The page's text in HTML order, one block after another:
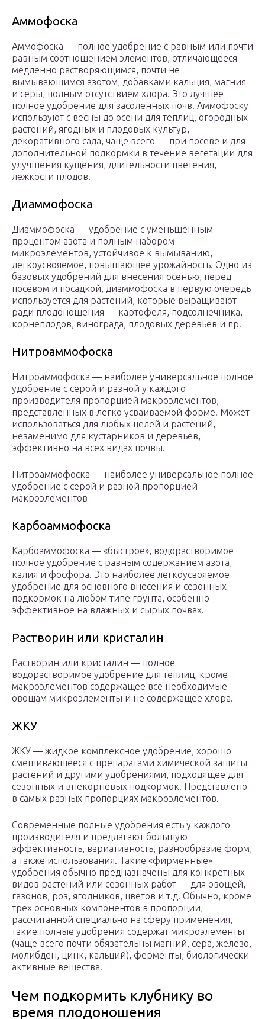
Аммофоска
Аммофоска — полное удобрение с равным или почти
равным соотношением элементов, отличающееся
медленно растворяющимся, почти не
вымывающимся азотом, добавками кальция, магния
и серы, полным отсутствием хлора. Это лучшее
полное удобрение для засоленных почв. Аммофоску
используют с весны до осени для теплиц, огородных
растений, ягодных и плодовых культур,
декоративного сада, чаще всего — при посеве и для
дополнительной подкормки в течение вегетации для
улучшения кущения, длительности цветения,
лежкости плодов.
Диаммофоска
Диаммофоска — удобрение с уменьшенным
процентом азота и полным набором
микроэлементов, устойчивое к вымыванию,
легкоусвояемое, повышающее урожайность. Одно из
базовых удобрений для внесения осенью, перед
посевом и посадкой, диаммофоска в первую очередь
используется для растений, которые выращивают
ради плодоношения — картофеля, подсолнечника,
корнеплодов, винограда, плодовых деревьев и пр.
Нитроаммофоска
Нитроаммофоска — наиболее универсальное полное
удобрение с серой и разной у каждого
производителя пропорцией макроэлементов,
представленных в легко усваиваемой форме. Может
использоваться для любых целей и растений,
незаменимо для кустарников и деревьев,
эффективно на всех видах почвы.
Нитроаммофоска — наиболее универсальное полное
удобрение с серой и разной пропорцией
макроэлементов
Карбоаммофоска
Карбоаммофоска — «быстрое», водорастворимое
полное удобрение с равным содержанием азота,
калия и фосфора. Это наиболее легкоусвояемое
удобрение для основного внесения и сезонных
подкормок на любом типе грунта, особенно
эффективное на влажных и сырых почвах.
Растворин или кристалин
Растворин или кристалин — полное
водорастворимое удобрение для теплиц, кроме
макроэлементов содержащее все необходимые
овощам микроэлементы и не содержащее хлора.
ЖКУ
ЖКУ — жидкое комплексное удобрение, хорошо
смешивающееся с препаратами химической защиты
растений и другими удобрениями, подходящее для
сезонных и внекорневых подкормок. Представлено
в самых разных пропорциях макроэлементов.
Современные полные удобрения есть у каждого
производителя и предлагают большую
эффективность, вариативность, разнообразие форм,
а также использования. Такие «фирменные»
удобрения обычно предназначены для конкретных
видов растений или сезонных работ — для овощей,
газонов, роз, ягодников, цветов и т.д. Обычно, кроме
трех основных компонентов в пропорции,
рассчитанной специально на сферу применения,
такие полные удобрения содержат микроэлементы
(чаще всего почти обязательны магний, сера, железо,
молибден, цинк, кальций), ферменты, биологически
активные вещества.
Чем подкормить клубнику во
время плодоношения